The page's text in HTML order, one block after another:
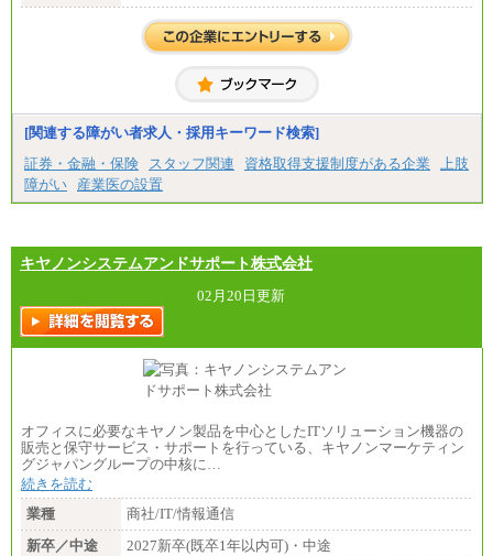
※１ 試用期間６か月（試用期間中も給与に変更
はございません）
※２ 勤務地により異なります
（1) 総合職 （院了）月給274,862円～／（大学卒）
月給245,000円～（※1）
(2) エリア総合職 月給233,410円～（※1）
(3) アシスタントスタッフ 日給9,800円～12,500円
（※2）
※１ 試用期間６か月（試用期間中も給与に変更
なし）
※２ 勤務地により異なる
[関連する障がい者求人・採用キーワード検索]
証券・金融・保険
スタッフ関連 資格取得支援制度がある企業
上肢
障がい
産業医の設置
キヤノンシステムアンドサポート株式会社
02月20日更新
オフィスに必要なキヤノン製品を中心としたITソリューション機器の
販売と保守サービス・サポートを行っている、キヤノンマーケティン
グジャパングループの中核に…
続きを読む
業種
商社/IT/情報通信
新卒／中途
2027新卒(既卒1年以内可)・中途